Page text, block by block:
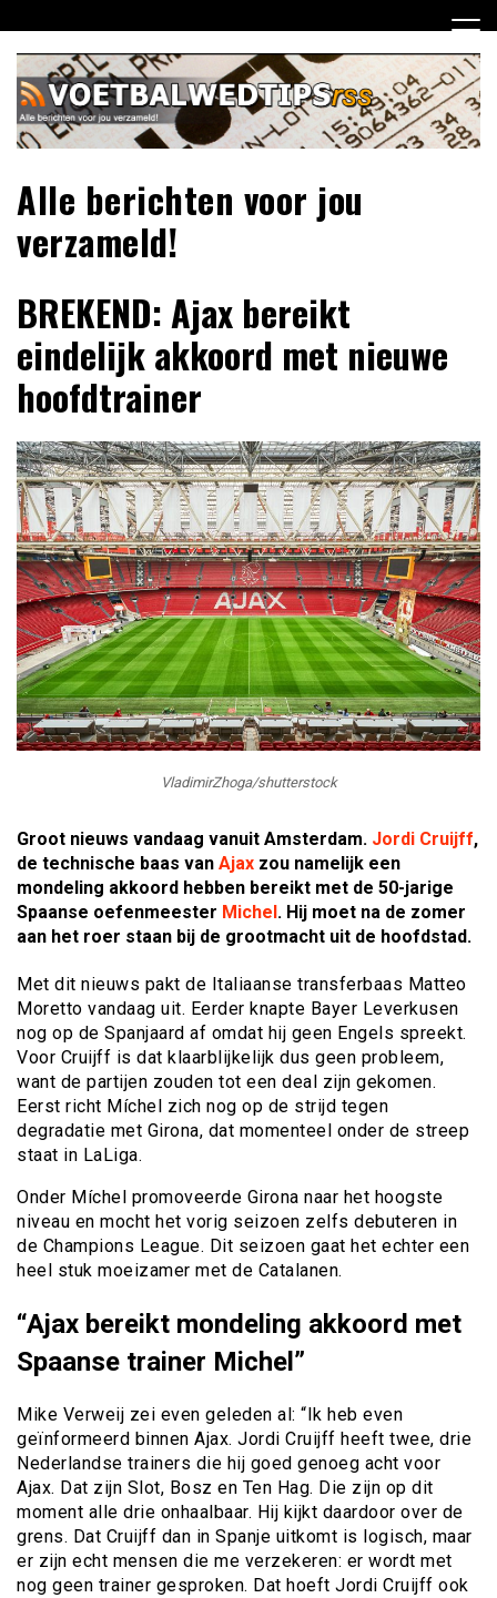
naar
inhoud
Alle berichten voor jou
verzameld!
BREKEND: Ajax bereikt
eindelijk akkoord met nieuwe
hoofdtrainer
VladimirZhoga/shutterstock
Groot nieuws vandaag vanuit Amsterdam. Jordi Cruijff,
de technische baas van Ajax zou namelijk een
mondeling akkoord hebben bereikt met de 50-jarige
Spaanse oefenmeester Michel. Hij moet na de zomer
aan het roer staan bij de grootmacht uit de hoofdstad.
Met dit nieuws pakt de Italiaanse transferbaas Matteo
Moretto vandaag uit. Eerder knapte Bayer Leverkusen
nog op de Spanjaard af omdat hij geen Engels spreekt.
Voor Cruijff is dat klaarblijkelijk dus geen probleem,
want de partijen zouden tot een deal zijn gekomen.
Eerst richt Míchel zich nog op de strijd tegen
degradatie met Girona, dat momenteel onder de streep
staat in LaLiga.
Onder Míchel promoveerde Girona naar het hoogste
niveau en mocht het vorig seizoen zelfs debuteren in
de Champions League. Dit seizoen gaat het echter een
heel stuk moeizamer met de Catalanen.
“Ajax bereikt mondeling akkoord met
Spaanse trainer Michel”
Mike Verweij zei even geleden al: “Ik heb even
geïnformeerd binnen Ajax. Jordi Cruijff heeft twee, drie
Nederlandse trainers die hij goed genoeg acht voor
Ajax. Dat zijn Slot, Bosz en Ten Hag. Die zijn op dit
moment alle drie onhaalbaar. Hij kijkt daardoor over de
grens. Dat Cruijff dan in Spanje uitkomt is logisch, maar
er zijn echt mensen die me verzekeren: er wordt met
nog geen trainer gesproken. Dat hoeft Jordi Cruijff ook